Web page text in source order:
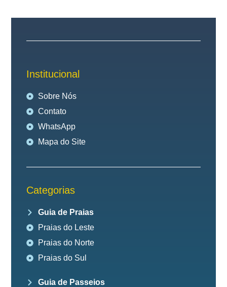
Institucional
Sobre Nós
Contato
WhatsApp
Mapa do Site
Categorias
Guia de Praias
Praias do Leste
Praias do Norte
Praias do Sul
Guia de Passeios